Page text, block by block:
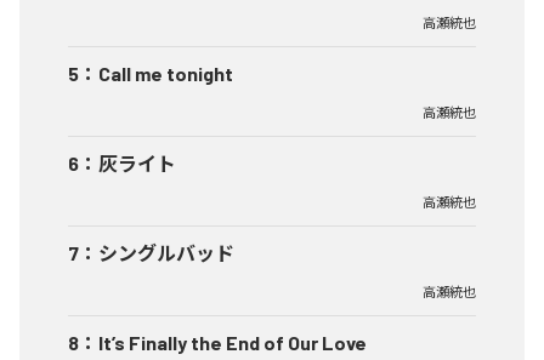
高瀬統也
5 ： Call me tonight
高瀬統也
6 ： 灰ライト
高瀬統也
7 ： シングルバッド
高瀬統也
8 ： It’s Finally the End of Our Love